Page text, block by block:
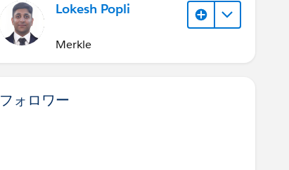
Lokesh Popli
Merkle
フォロワー